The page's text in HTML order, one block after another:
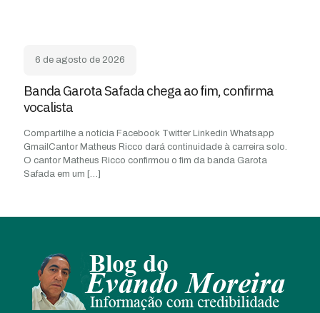
6 de agosto de 2026
Banda Garota Safada chega ao fim, confirma
vocalista
Compartilhe a notícia Facebook Twitter Linkedin Whatsapp
GmailCantor Matheus Ricco dará continuidade à carreira solo.
O cantor Matheus Ricco confirmou o fim da banda Garota
Safada em um […]